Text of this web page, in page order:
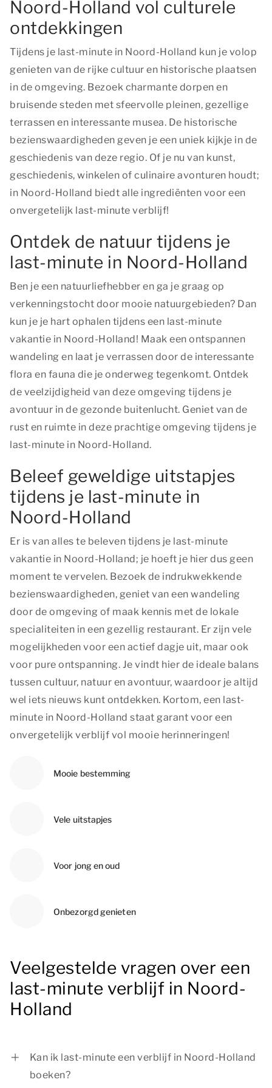
Noord-Holland vol culturele
ontdekkingen
Tijdens je last-minute in Noord-Holland kun je volop
genieten van de rijke cultuur en historische plaatsen
in de omgeving. Bezoek charmante dorpen en
bruisende steden met sfeervolle pleinen, gezellige
terrassen en interessante musea. De historische
bezienswaardigheden geven je een uniek kijkje in de
geschiedenis van deze regio. Of je nu van kunst,
geschiedenis, winkelen of culinaire avonturen houdt;
in Noord-Holland biedt alle ingrediënten voor een
onvergetelijk last-minute verblijf!
Ontdek de natuur tijdens je
last-minute in Noord-Holland
Ben je een natuurliefhebber en ga je graag op
verkenningstocht door mooie natuurgebieden? Dan
kun je je hart ophalen tijdens een last-minute
vakantie in Noord-Holland! Maak een ontspannen
wandeling en laat je verrassen door de interessante
flora en fauna die je onderweg tegenkomt. Ontdek
de veelzijdigheid van deze omgeving tijdens je
avontuur in de gezonde buitenlucht. Geniet van de
rust en ruimte in deze prachtige omgeving tijdens je
last-minute in Noord-Holland.
Beleef geweldige uitstapjes
tijdens je last-minute in
Noord-Holland
Er is van alles te beleven tijdens je last-minute
vakantie in Noord-Holland; je hoeft je hier dus geen
moment te vervelen. Bezoek de indrukwekkende
bezienswaardigheden, geniet van een wandeling
door de omgeving of maak kennis met de lokale
specialiteiten in een gezellig restaurant. Er zijn vele
mogelijkheden voor een actief dagje uit, maar ook
voor pure ontspanning. Je vindt hier de ideale balans
tussen cultuur, natuur en avontuur, waardoor je altijd
wel iets nieuws kunt ontdekken. Kortom, een last-
minute in Noord-Holland staat garant voor een
onvergetelijk verblijf vol mooie herinneringen!
Mooie bestemming
Vele uitstapjes
Voor jong en oud
Onbezorgd genieten
Veelgestelde vragen over een
last-minute verblijf in Noord-
Holland
Kan ik last-minute een verblijf in Noord-Holland
boeken?